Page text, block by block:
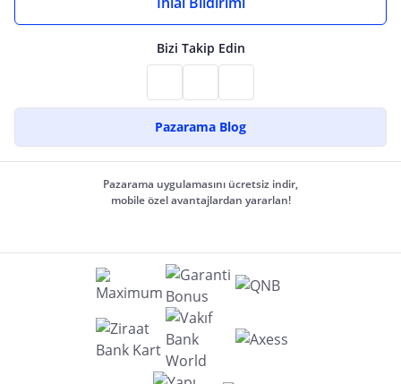
Bizi Takip Edin
Pazarama Blog
Pazarama uygulamasını ücretsiz indir,
mobile özel avantajlardan yararlan!